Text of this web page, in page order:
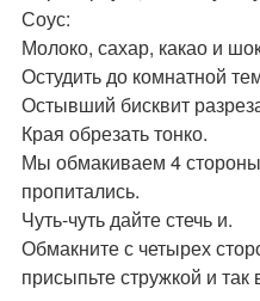
Соус:
Молоко, сахар, какао и
Остудить до комнатной
Остывший бисквит
Края обрезать тонко.
Мы обмакиваем 4
пропитались.
Чуть-чуть дайте стечь и.
Обмакните с четырех
присыпьте стружкой и